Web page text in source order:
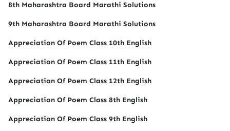
8th Maharashtra Board Marathi Solutions
9th Maharashtra Board Marathi Solutions
Appreciation Of Poem Class 10th English
Appreciation Of Poem Class 11th English
Appreciation Of Poem Class 12th English
Appreciation Of Poem Class 8th English
Appreciation Of Poem Class 9th English